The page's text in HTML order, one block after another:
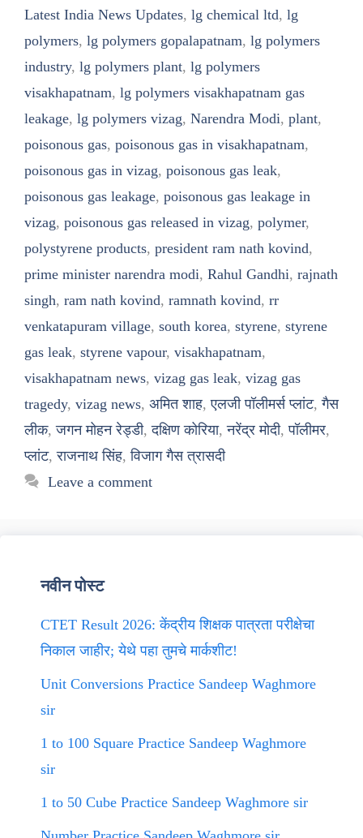
Latest India News Updates, lg chemical ltd, lg
polymers, lg polymers gopalapatnam, lg polymers
industry, lg polymers plant, lg polymers
visakhapatnam, lg polymers visakhapatnam gas
leakage, lg polymers vizag, Narendra Modi, plant,
poisonous gas, poisonous gas in visakhapatnam,
poisonous gas in vizag, poisonous gas leak,
poisonous gas leakage, poisonous gas leakage in
vizag, poisonous gas released in vizag, polymer,
polystyrene products, president ram nath kovind,
prime minister narendra modi, Rahul Gandhi, rajnath
singh, ram nath kovind, ramnath kovind, rr
venkatapuram village, south korea, styrene, styrene
gas leak, styrene vapour, visakhapatnam,
visakhapatnam news, vizag gas leak, vizag gas
tragedy, vizag news, अमित शाह,एलजी पॉलीमर्स प्लांट,गैस
लीक,जगन मोहन रेड्डी,दक्षिण कोरिया,नरेंद्र मोदी,पॉलीमर,
प्लांट,राजनाथ सिंह,विजाग गैस त्रासदी
Leave a comment
नवीन पोस्ट
CTET Result 2026: केंद्रीय शिक्षक पात्रता परीक्षेचा
निकाल जाहीर; येथे पहा तुमचे मार्कशीट!
Unit Conversions Practice Sandeep Waghmore
sir
1 to 100 Square Practice Sandeep Waghmore
sir
1 to 50 Cube Practice Sandeep Waghmore sir